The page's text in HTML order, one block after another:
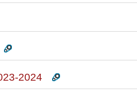
2024